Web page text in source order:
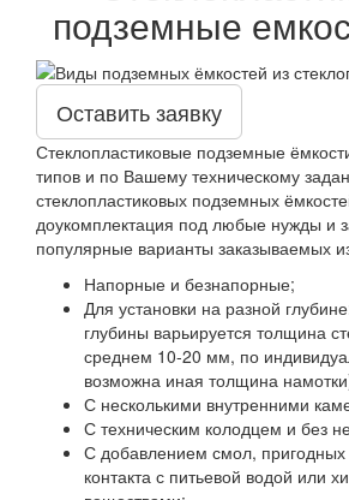
подземные
Оставить заявку
Стеклопластиковые подземные
типов и по Вашему техническому
стеклопластиковых подземных
доукомплектация под любые нужды и
популярные варианты заказываемых
Напорные и безнапорные;
Для установки на разной
глубины варьируется толщина
среднем 10-20 мм, по
возможна иная толщина
С несколькими внутренними
С техническим колодцем и без
С добавлением смол, пригодных
контакта с питьевой водой или